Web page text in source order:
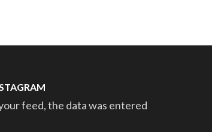
feed, the data was entered